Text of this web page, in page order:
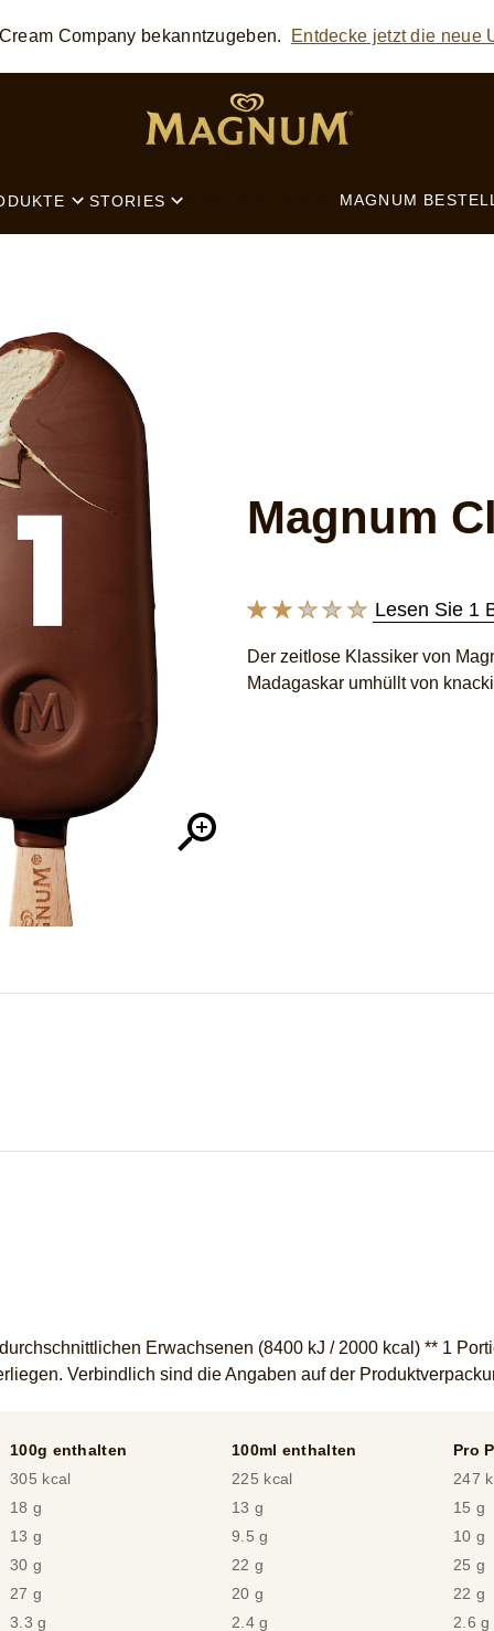
SEARCH
Company bekanntzugeben. Entdecke jetzt die neue
STORIES MAGNUM
Magnum
Die
Bewertung
dieses
Lesen Sie 1
Der zeitlose Klassiker von
Madagaskar umhüllt von
Erwachsenen (8400 kJ / 2000 kcal) ** 1
Verbindlich sind die Angaben auf der
100g enthalten 100ml enthalten Pro
305 kcal
225 kcal 247
18 g
13 g 15 g
13 g
9.5 g 10 g
30 g
22 g 25 g
27 g
20 g 22 g
3.3 g
2.4 g 2.6 g